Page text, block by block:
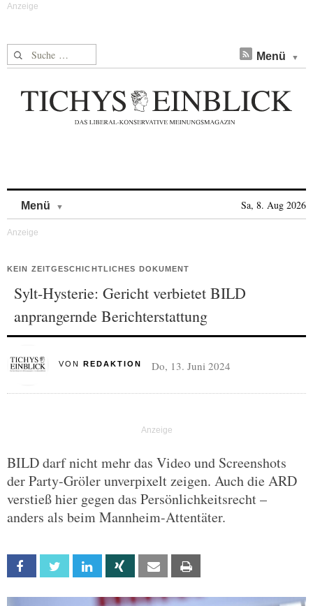
Suche nach: Menü
Menü Sa, 8. Aug 2026
KEIN ZEITGESCHICHTLICHES DOKUMENT
Sylt-Hysterie: Gericht verbietet BILD
anprangernde Berichterstattung
VON REDAKTION Do, 13. Juni 2024
BILD darf nicht mehr das Video und Screenshots
der Party-Gröler unverpixelt zeigen. Auch die ARD
verstieß hier gegen das Persönlichkeitsrecht –
anders als beim Mannheim-Attentäter.
Facebook Twitter Linkedin Xing Email